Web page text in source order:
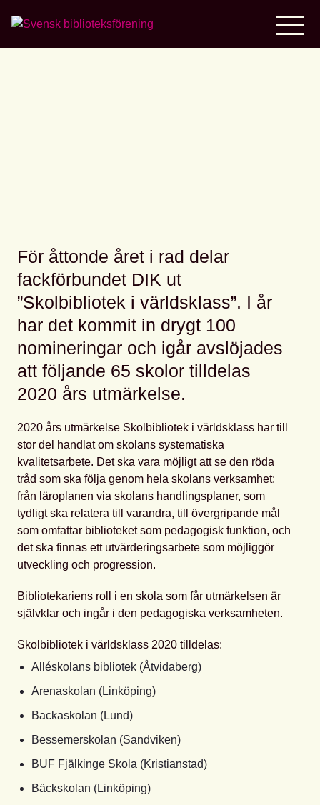
För åttonde året i rad delar
fackförbundet DIK ut
”Skolbibliotek i världsklass”. I år
har det kommit in drygt 100
nomineringar och igår avslöjades
att följande 65 skolor tilldelas
2020 års utmärkelse.
2020 års utmärkelse Skolbibliotek i världsklass har till
stor del handlat om skolans systematiska
kvalitetsarbete. Det ska vara möjligt att se den röda
tråd som ska följa genom hela skolans verksamhet:
från läroplanen via skolans handlingsplaner, som
tydligt ska relatera till varandra, till övergripande mål
som omfattar biblioteket som pedagogisk funktion, och
det ska finnas ett utvärderingsarbete som möjliggör
utveckling och progression.
Bibliotekariens roll i en skola som får utmärkelsen är
självklar och ingår i den pedagogiska verksamheten.
Skolbibliotek i världsklass 2020 tilldelas:
Alléskolans bibliotek (Åtvidaberg)
Arenaskolan (Linköping)
Backaskolan (Lund)
Bessemerskolan (Sandviken)
BUF Fjälkinge Skola (Kristianstad)
Bäckskolan (Linköping)